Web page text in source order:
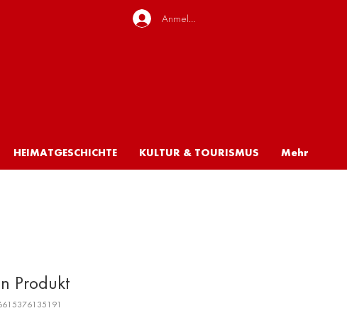
Anmelden
HEIMATGESCHICHTE KULTUR & TOURISMUS Mehr
Produkt